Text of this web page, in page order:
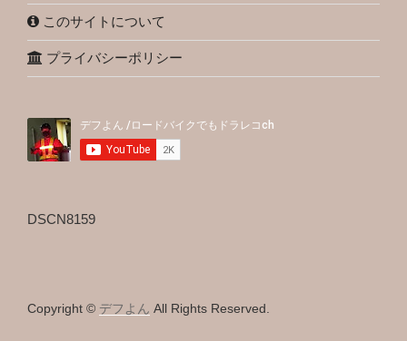
このサイトについて
プライバシーポリシー
DSCN8159
Copyright © デフよん All Rights Reserved.